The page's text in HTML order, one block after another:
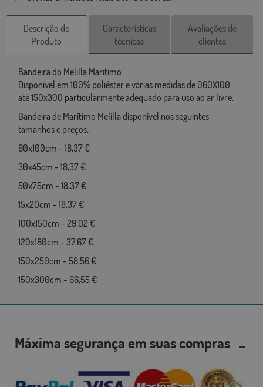
Descrição do
Produto
Características
técnicas
Avaliações de
clientes
Bandeira do Melilla Marítimo.
Disponível em 100% poliéster e várias medidas de 060X100
até 150x300 particularmente adequado para uso ao ar livre.
Bandeira de Marítimo Melilla disponível nos seguintes
tamanhos e preços:
60x100cm - 18,37 €
30x45cm - 18,37 €
50x75cm - 18,37 €
15x20cm - 18,37 €
100x150cm - 29,02 €
120x180cm - 37,67 €
150x250cm - 58,56 €
150x300cm - 66,55 €
Máxima segurança em suas compras